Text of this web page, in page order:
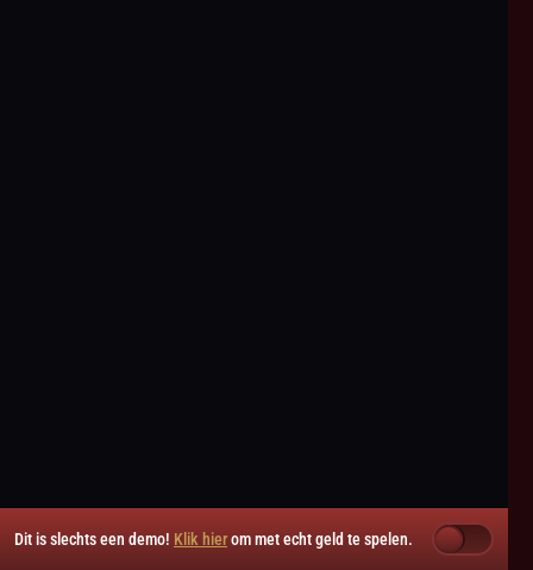
Dit is slechts een demo! Klik hierom met echt geld te spelen.